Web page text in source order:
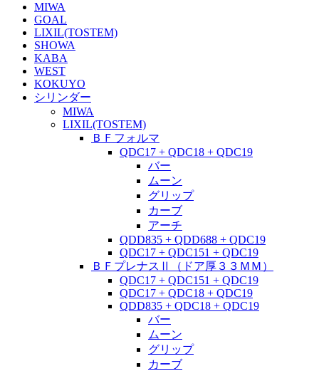
MIWA
GOAL
LIXIL(TOSTEM)
SHOWA
KABA
WEST
KOKUYO
シリンダー
MIWA
LIXIL(TOSTEM)
ＢＦフォルマ
QDC17 + QDC18 + QDC19
バー
ムーン
グリップ
カーブ
アーチ
QDD835 + QDD688 + QDC19
QDC17 + QDC151 + QDC19
ＢＦプレナスⅡ（ドア厚３３ＭＭ）
QDC17 + QDC151 + QDC19
QDC17 + QDC18 + QDC19
QDD835 + QDC18 + QDC19
バー
ムーン
グリップ
カーブ